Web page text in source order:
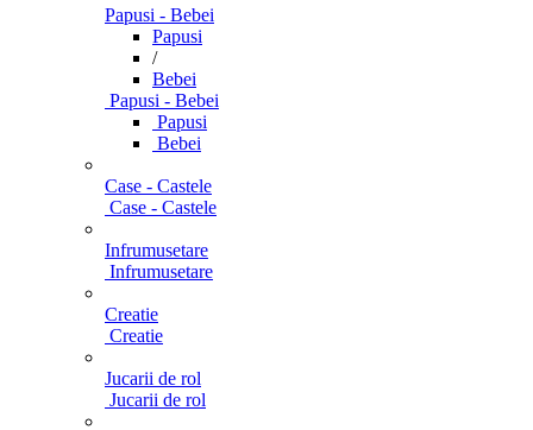
Papusi - Bebei
Papusi
/
Bebei
Papusi - Bebei
Papusi
Bebei
Case - Castele
Case - Castele
Infrumusetare
Infrumusetare
Creatie
Creatie
Jucarii de rol
Jucarii de rol